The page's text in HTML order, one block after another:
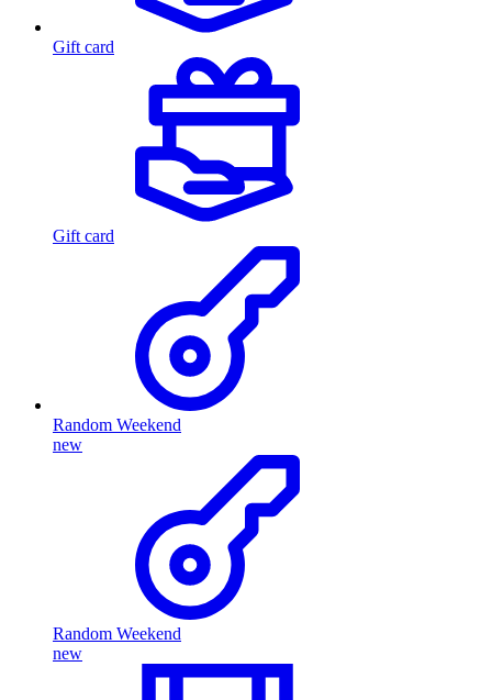
Gift card
Gift card
Random Weekend
new
Random Weekend
new